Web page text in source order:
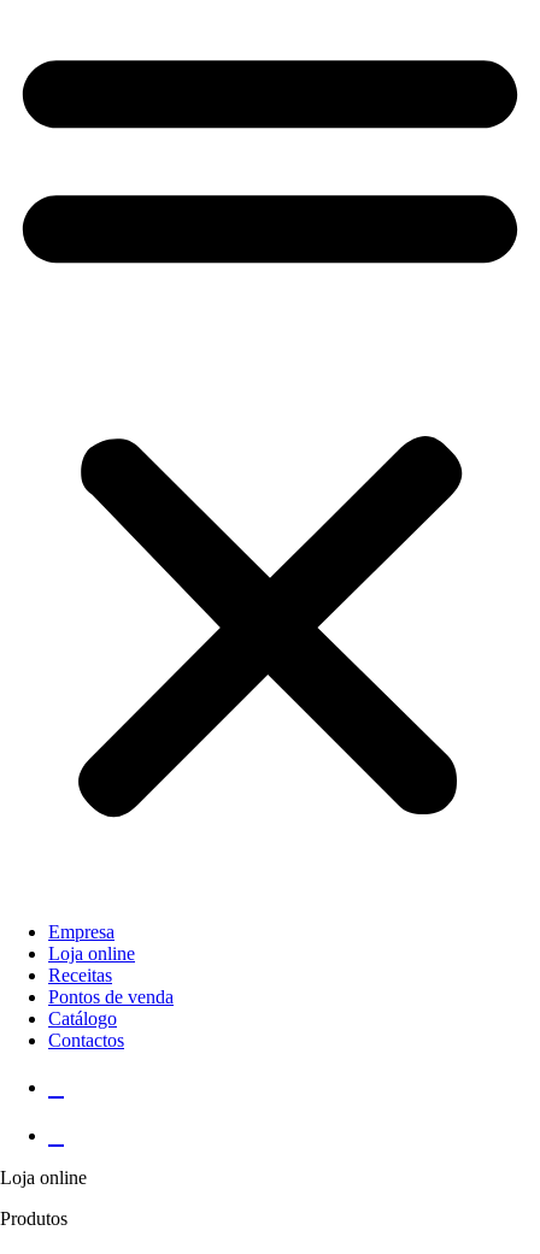
Empresa
Loja online
Receitas
Pontos de venda
Catálogo
Contactos
Loja online
Produtos